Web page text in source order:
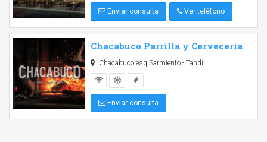
Enviar consulta Ver teléfono
Chacabuco Parrilla y Cervecería
Chacabuco esq Sarmiento - Tandil
Enviar consulta